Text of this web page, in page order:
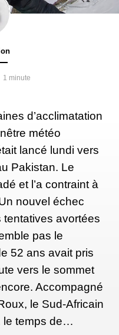
1 minute
d’acclimatation
météo
lancé lundi vers
Pakistan. Le
et l’a contraint à
nouvel échec
avortées
pas le
52 ans avait pris
vers le sommet
Accompagné
le Sud-Africain
le temps de…